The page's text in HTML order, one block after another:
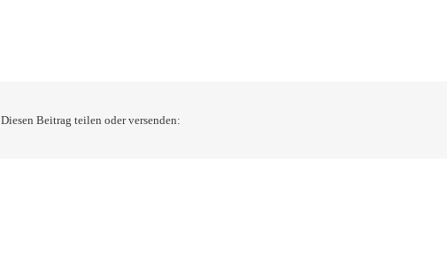
Diesen Beitrag teilen oder versenden: